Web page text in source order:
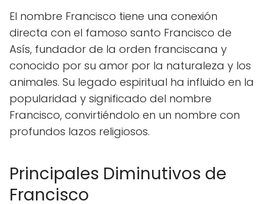
El nombre Francisco tiene una conexión
directa con el famoso santo Francisco de
Asís, fundador de la orden franciscana y
conocido por su amor por la naturaleza y los
animales. Su legado espiritual ha influido en la
popularidad y significado del nombre
Francisco, convirtiéndolo en un nombre con
profundos lazos religiosos.
Principales Diminutivos de
Francisco